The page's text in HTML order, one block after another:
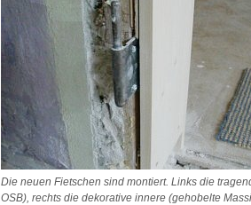
Die neuen Fietschen sind montiert. Links die
OSB), rechts die dekorative innere (gehobelte